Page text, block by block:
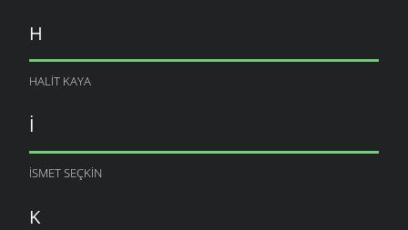
H
HALIT KAYA
I
ISMET SEÇKIN
K